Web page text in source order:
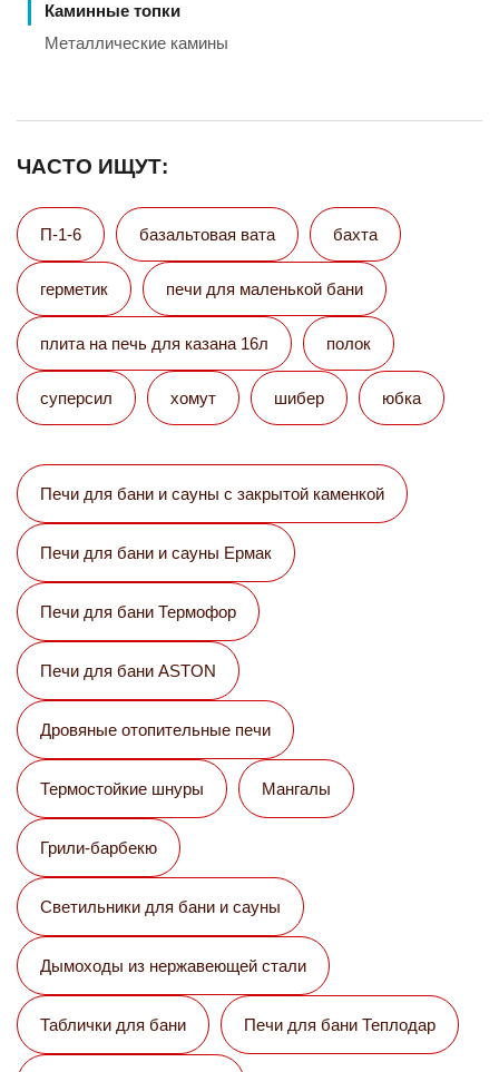
Каминные топки
Металлические камины
ЧАСТО ИЩУТ:
П-1-6 базальтовая вата бахта
герметик печи для маленькой бани
плита на печь для казана 16л полок
суперсил хомут шибер юбка
Печи для бани и сауны с закрытой каменкой
Печи для бани и сауны Eрмак
Печи для бани Термофор
Печи для бани ASTON
Дровяные отопительные печи
Термостойкие шнуры Мангалы
Грили-барбекю
Светильники для бани и сауны
Дымоходы из нержавеющей стали
Таблички для бани Печи для бани Теплодар